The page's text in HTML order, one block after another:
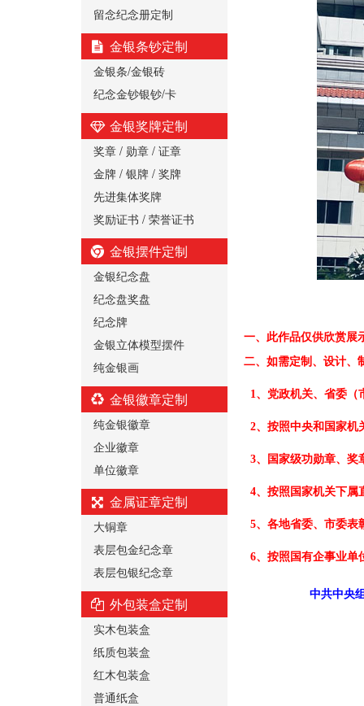
留念纪念册定制
金银条钞定制
金银条/金银砖
纪念金钞银钞/卡
金银奖牌定制
奖章 / 勋章 / 证章
金牌 / 银牌 / 奖牌
先进集体奖牌
奖励证书 / 荣誉证书
金银摆件定制
金银纪念盘
纪念盘奖盘
纪念牌
金银立体模型摆件
纯金银画
金银徽章定制
纯金银徽章
企业徽章
单位徽章
金属证章定制
大铜章
表层包金纪念章
表层包银纪念章
外包装盒定制
实木包装盒
纸质包装盒
红木包装盒
普通纸盒
一、 此作品仅供欣赏展
二、 如需定制、设计、
1、党政机关、省委（
2、按照中央和国家机
3、国家级功勋章、奖
4、按照国家机关下属
5、各地省委、市委表
6、按照国有企事业单
中共中央